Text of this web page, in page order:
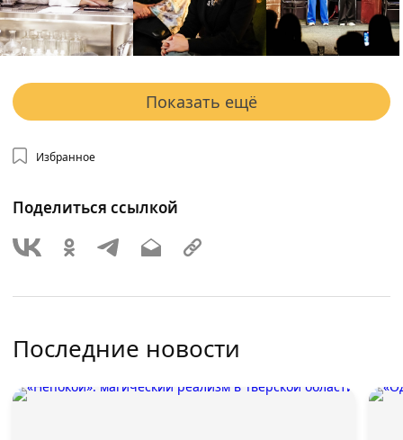
Показать ещё
Избранное
Поделиться ссылкой
Последние новости